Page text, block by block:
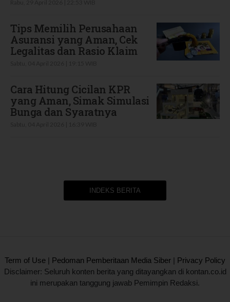
Tips Memilih Perusahaan
Asuransi yang Aman, Cek
Legalitas dan Rasio Klaim
Cara Hitung Cicilan KPR
yang Aman, Simak Simulasi
Bunga dan Syaratnya
INDEKS BERITA
Term of Use | Pedoman Pemberitaan Media Siber | Privacy Policy
Disclaimer: Seluruh konten berita yang ditayangkan di kontan.co.id
ini merupakan tanggung jawab Pemimpin Redaksi.